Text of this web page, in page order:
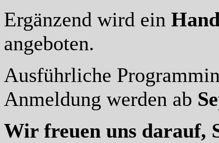
Ergänzend wird ein
angeboten.
Ausführliche
Anmeldung werden ab
Wir freuen uns darauf,